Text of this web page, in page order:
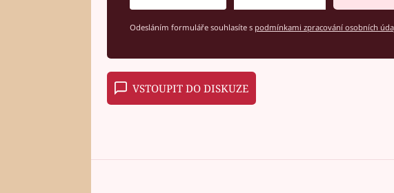
Odesláním formuláře souhlasíte s podmínkami zpracování osobních
VSTOUPIT DO DISKUZE